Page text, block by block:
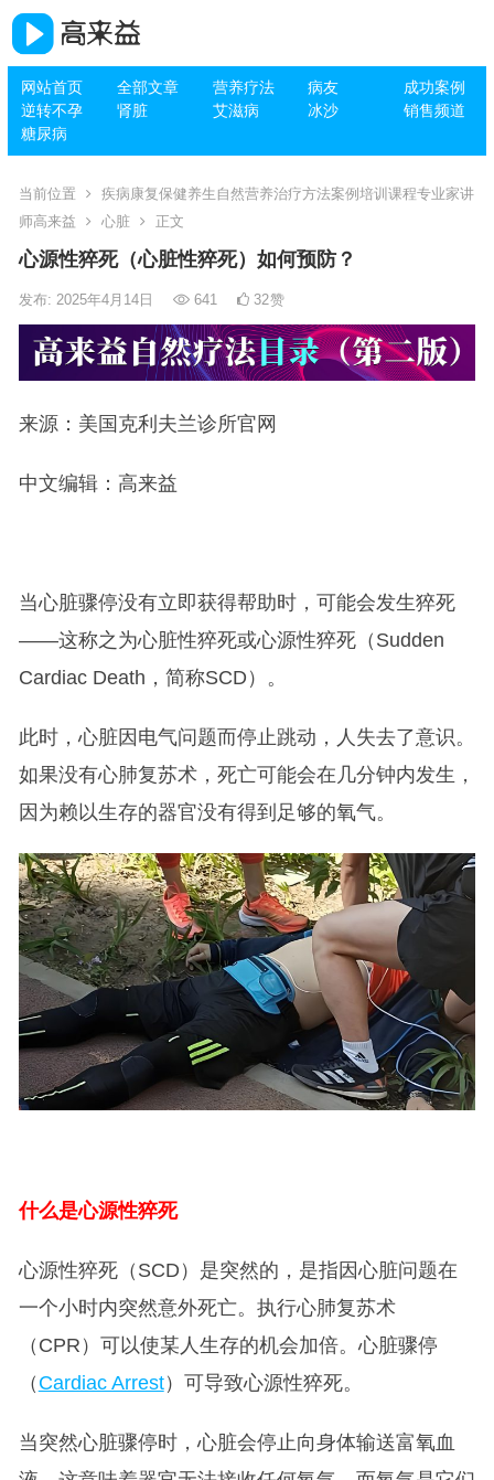
网站首页 全部文章 营养疗法 病友
成功案例
逆转不孕
肾脏 艾滋病 冰沙
销售频道
糖尿病
当前位置
疾病康复保健养生自然营养治疗方法案例培训课程专业家讲
师高来益
心脏 正文
心源性猝死（心脏性猝死）如何预防？
发布: 2025年4月14日 641 32赞
来源：美国克利夫兰诊所官网
中文编辑：高来益
当心脏骤停没有立即获得帮助时，可能会发生猝死
——这称之为心脏性猝死或心源性猝死（Sudden
Cardiac Death，简称SCD）。
此时，心脏因电气问题而停止跳动，人失去了意识。
如果没有心肺复苏术，死亡可能会在几分钟内发生，
因为赖以生存的器官没有得到足够的氧气。
什么是心源性猝死
心源性猝死（SCD）是突然的，是指因心脏问题在
一个小时内突然意外死亡。执行心肺复苏术
（CPR）可以使某人生存的机会加倍。心脏骤停
（ Cardiac Arrest）可导致心源性猝死。
当突然心脏骤停时，心脏会停止向身体输送富氧血